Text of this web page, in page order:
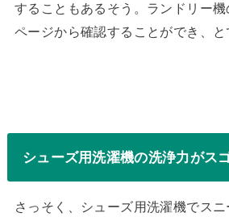
することもあるそう。ランドリー
ページから確認することができ、と
シューズ用洗濯機の洗浄力がス
さっそく、シューズ用洗濯機でス